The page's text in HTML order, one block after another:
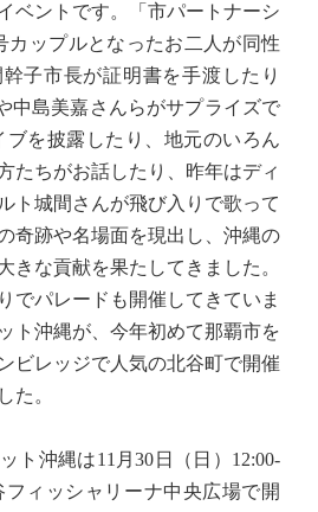
ベントです。「市パートナーシ
カップルとなったお二人が同性
子市長が証明書を手渡したり
中島美嘉さんらがサプライズで
を披露したり、地元のいろん
たちがお話したり、昨年はディ
ト城間さんが飛び入りで歌って
奇跡や名場面を現出し、沖縄の
きな貢献を果たしてきました。
でパレードも開催してきていま
ト沖縄が、今年初めて那覇市を
ビレッジで人気の北谷町で開催
た。
ト沖縄は11月30日（日）12:00-
フィッシャリーナ中央広場で開